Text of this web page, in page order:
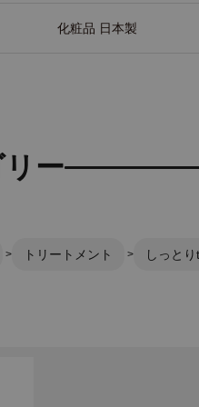
化粧品 日本製
ー
トリートメント しっとり